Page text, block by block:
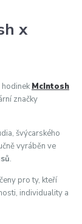
x
McIntosh
značky
švýcarského
vyráběn ve
.
pro ty, kteří
individuality a